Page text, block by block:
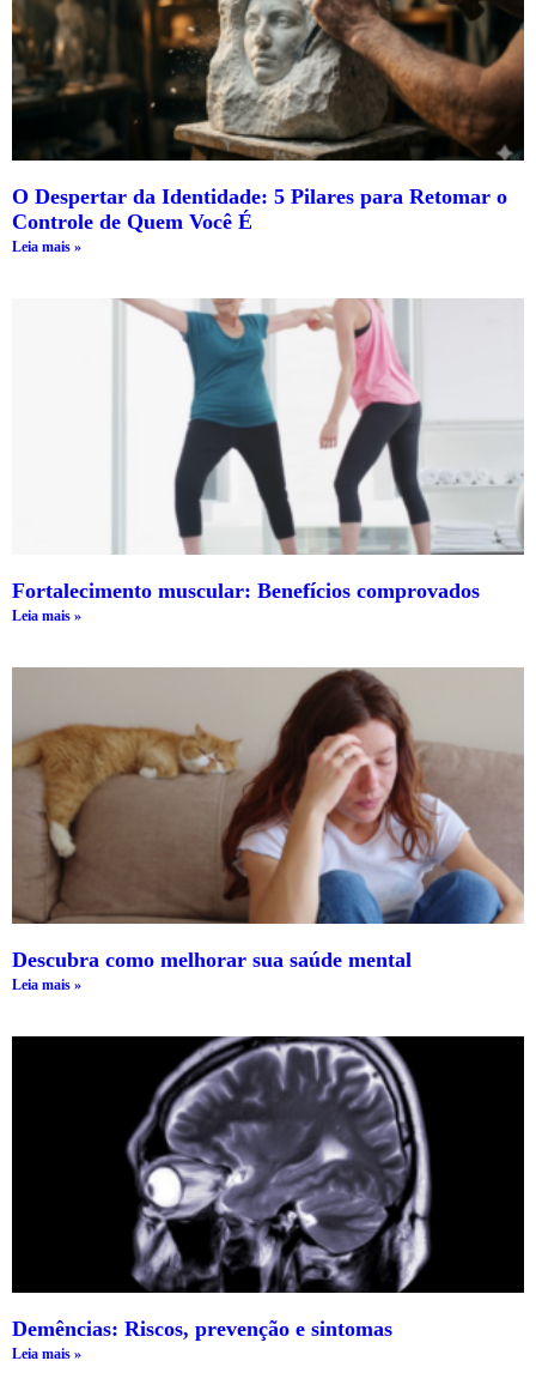
O Despertar da Identidade: 5 Pilares para Retomar o
Controle de Quem Você É
Leia mais »
Fortalecimento muscular: Benefícios comprovados
Leia mais »
Descubra como melhorar sua saúde mental
Leia mais »
Demências: Riscos, prevenção e sintomas
Leia mais »